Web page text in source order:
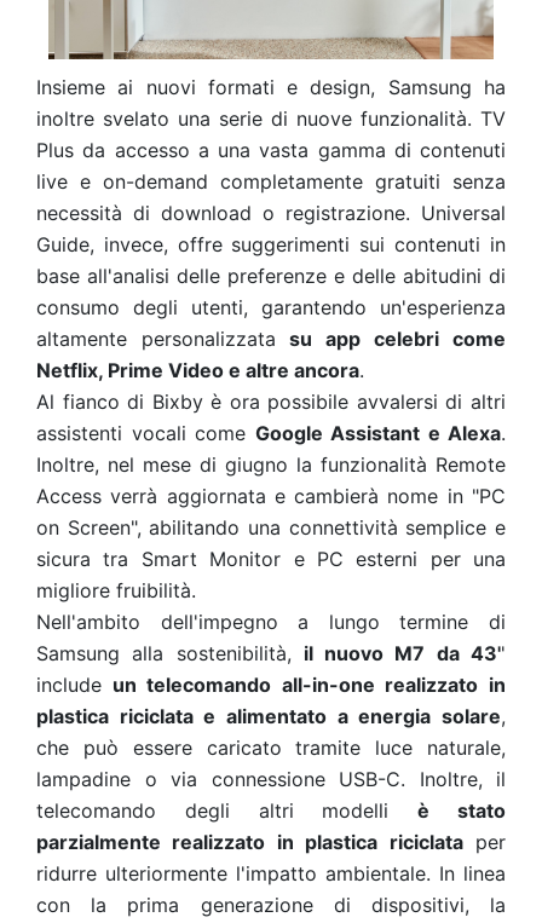
Insieme ai nuovi formati e design, Samsung ha
inoltre svelato una serie di nuove funzionalità. TV
Plus da accesso a una vasta gamma di contenuti
live e on-demand completamente gratuiti senza
necessità di download o registrazione. Universal
Guide, invece, offre suggerimenti sui contenuti in
base all'analisi delle preferenze e delle abitudini di
consumo degli utenti, garantendo un'esperienza
altamente personalizzata su app celebri come
Netflix, Prime Video e altre ancora.
Al fianco di Bixby è ora possibile avvalersi di altri
assistenti vocali come Google Assistant e Alexa.
Inoltre, nel mese di giugno la funzionalità Remote
Access verrà aggiornata e cambierà nome in "PC
on Screen", abilitando una connettività semplice e
sicura tra Smart Monitor e PC esterni per una
migliore fruibilità.
Nell'ambito dell'impegno a lungo termine di
Samsung alla sostenibilità, il nuovo M7 da 43''
include un telecomando all-in-one realizzato in
plastica riciclata e alimentato a energia solare,
che può essere caricato tramite luce naturale,
lampadine o via connessione USB-C. Inoltre, il
telecomando degli altri modelliè stato
parzialmente realizzato in plastica riciclataper
ridurre ulteriormente l'impatto ambientale. In linea
con la prima generazione di dispositivi, la